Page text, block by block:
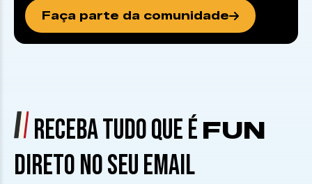
Faça parte da comunidade
RECEBA TUDO QUE É FUN
DIRETO NO SEU EMAIL